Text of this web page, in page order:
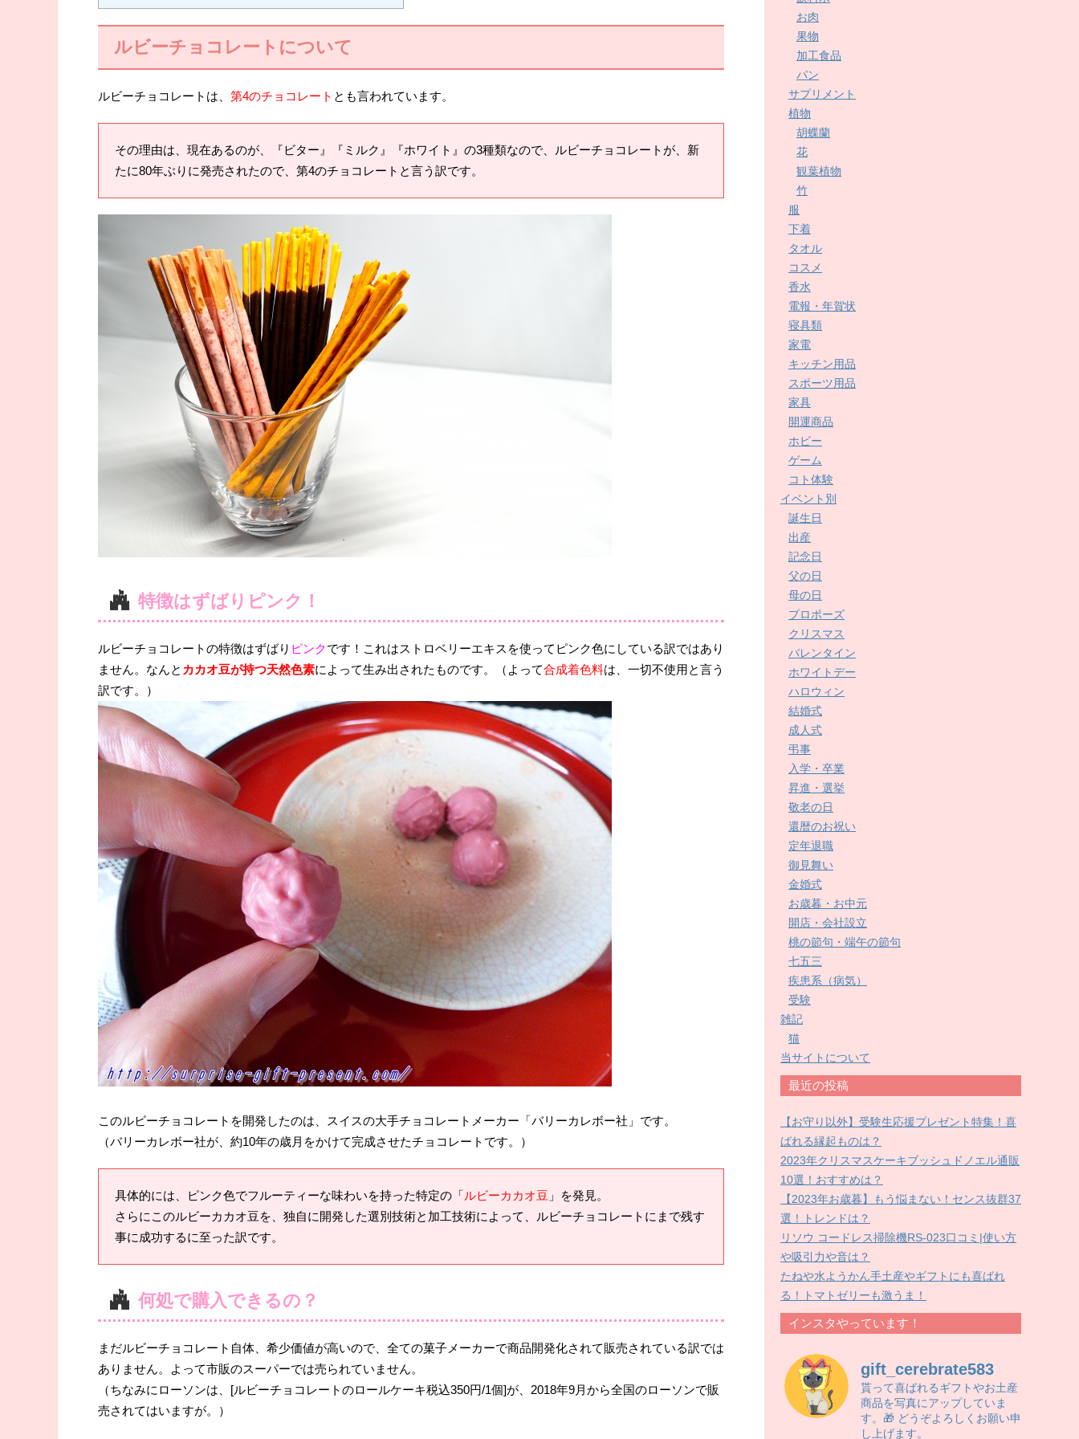
ルビーチョコレートについて
ルビーチョコレートは、 第4のチョコレート とも言われています。
その理由は、現在あるのが、『ビター』『ミルク』『ホワイト』の3種類なので、ルビーチョコレートが、新
たに80年ぶりに発売されたので、第4のチョコレートと言う訳です。
特徴はずばりピンク！
ルビーチョコレートの特徴はずばり ピンクです！これはストロベリーエキスを使ってピンク色にしている訳ではあり
ません。なんと カカオ豆が持つ天然色素によって生み出されたものです。（よって合成着色料は、一切不使用と言う
訳です。）
このルビーチョコレートを開発したのは、スイスの大手チョコレートメーカー「バリーカレボー社」です。
（バリーカレボー社が、約10年の歳月をかけて完成させたチョコレートです。）
具体的には、ピンク色でフルーティーな味わいを持った特定の「ルビーカカオ豆 」を発見。
さらにこのルビーカカオ豆を、独自に開発した選別技術と加工技術によって、ルビーチョコレートにまで残す
事に成功するに至った訳です。
何処で購入できるの？
まだルビーチョコレート自体、希少価値が高いので、全ての菓子メーカーで商品開発化されて販売されている訳では
ありません。よって市販のスーパーでは売られていません。
（ちなみにローソンは、[ルビーチョコレートのロールケーキ税込350円/1個]が、2018年9月から全国のローソンで販
売されてはいますが。）
お肉
果物
加工食品
パン
サプリメント
植物
胡蝶蘭
花
観葉植物
竹
服
下着
タオル
コスメ
香水
電報・年賀状
寝具類
家電
キッチン用品
スポーツ用品
家具
開運商品
ホビー
ゲーム
コト体験
イベント別
誕生日
出産
記念日
父の日
母の日
プロポーズ
クリスマス
バレンタイン
ホワイトデー
ハロウィン
結婚式
成人式
弔事
入学・卒業
昇進・選挙
敬老の日
還暦のお祝い
定年退職
御見舞い
金婚式
お歳暮・お中元
開店・会社設立
桃の節句・端午の節句
七五三
疾患系（病気）
受験
雑記
猫
当サイトについて
最近の投稿
【お守り以外】受験生応援プレゼント特集！喜
ばれる縁起ものは？
2023年クリスマスケーキブッシュドノエル通販
10選！おすすめは？
【2023年お歳暮】もう悩まない！センス抜群37
選！トレンドは？
リソウ コードレス掃除機RS-023口コミ|使い方
や吸引力や音は？
たねや水ようかん手土産やギフトにも喜ばれ
る！トマトゼリーも激うま！
インスタやっています！
gift_cerebrate583
貰って喜ばれるギフトやお土産
商品を写真にアップしていま
す。🎁 どうぞよろしくお願い申
し上げます。